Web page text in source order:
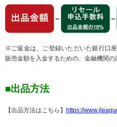
※ご返金は、ご登録いただいた銀行口
販売金額を入金するための、金融機関の
■出品方法
【出品方法はこちら】 https://